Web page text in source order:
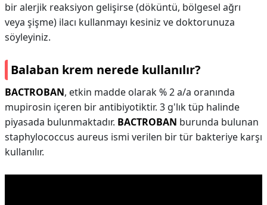
bir alerjik reaksiyon gelişirse (döküntü, bölgesel ağrı
veya şişme) ilacı kullanmayı kesiniz ve doktorunuza
söyleyiniz.
Balaban krem nerede kullanılır?
BACTROBAN, etkin madde olarak % 2 a/a oranında
mupirosin içeren bir antibiyotiktir. 3 g'lık tüp halinde
piyasada bulunmaktadır. BACTROBAN burunda bulunan
staphylococcus aureus ismi verilen bir tür bakteriye karşı
kullanılır.